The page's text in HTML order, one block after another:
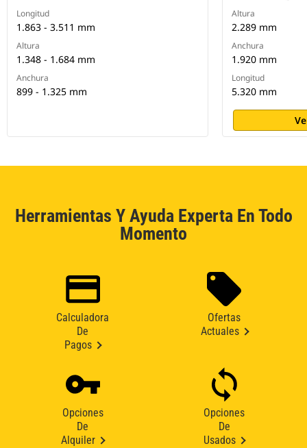
Longitud
1.863 - 3.511 mm
Altura
1.348 - 1.684 mm
Anchura
899 - 1.325 mm
Altura
2.289 mm
Anchura
1.920 mm
Longitud
5.320 mm
Herramientas Y Ayuda Experta En Todo
Momento
Calculadora
De
Pagos
Ofertas
Actuales
Opciones
De
Alquiler
Opciones
De
Usados